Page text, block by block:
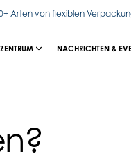
Arten von flexiblen
NACHRICHTEN &